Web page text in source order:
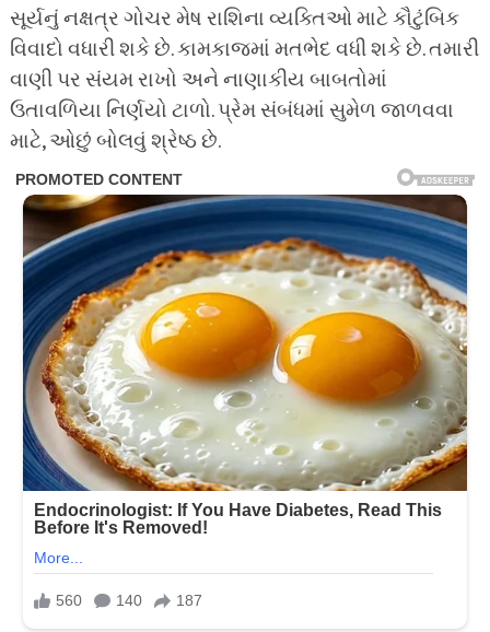
સૂર્યનું નક્ષત્ર ગોચર મેષ રાશિના વ્યક્તિઓ માટે કૌટુંબિક
વિવાદો વધારી શકે છે. કામકાજમાં મતભેદ વધી શકે છે. તમારી
વાણી પર સંયમ રાખો અને નાણાકીય બાબતોમાં
ઉતાવળિયા નિર્ણયો ટાળો. પ્રેમ સંબંધમાં સુમેળ જાળવવા
માટે, ઓછું બોલવું શ્રેષ્ઠ છે.